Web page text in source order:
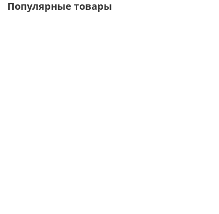
Популярные товары